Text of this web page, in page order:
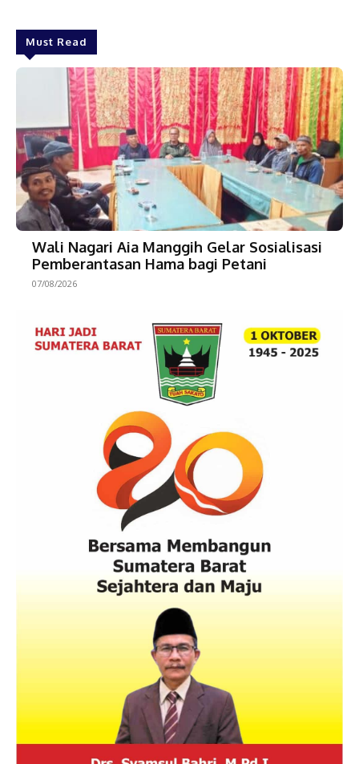
Must Read
Wali Nagari Aia Manggih Gelar Sosialisasi
Pemberantasan Hama bagi Petani
07/08/2026